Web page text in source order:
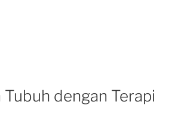
dengan Terapi